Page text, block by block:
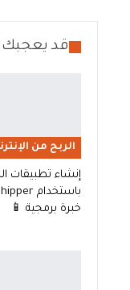
قد يعجبك
الربح من
إنشاء تطبيقات
خبرة برمجية 📱